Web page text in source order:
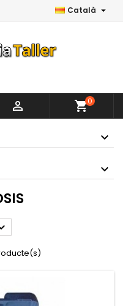
Català 
 shopping_cart0